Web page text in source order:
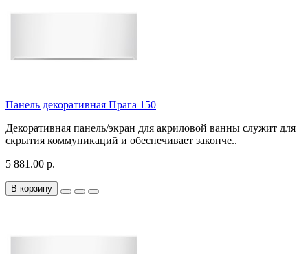
Панель декоративная Прага 150
Декоративная панель/экран для акриловой ванны служит для
скрытия коммуникаций и обеспечивает законче..
5 881.00 р.
В корзину